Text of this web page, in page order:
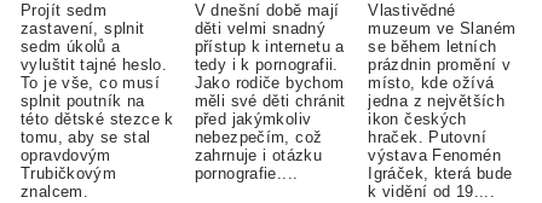
Projít sedm
zastavení, splnit
sedm úkolů a
vyluštit tajné heslo.
To je vše, co musí
splnit poutník na
této dětské stezce k
tomu, aby se stal
opravdovým
Trubičkovým
znalcem.
V dnešní době mají
děti velmi snadný
přístup k internetu a
tedy i k pornografii.
Jako rodiče bychom
měli své děti chránit
před jakýmkoliv
nebezpečím, což
zahrnuje i otázku
pornografie....
Vlastivědné
muzeum ve Slaném
se během letních
prázdnin promění v
místo, kde ožívá
jedna z největších
ikon českých
hraček. Putovní
výstava Fenomén
Igráček, která bude
k vidění od 19....